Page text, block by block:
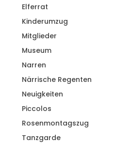
Elferrat
Kinderumzug
Mitglieder
Museum
Narren
Närrische Regenten
Neuigkeiten
Piccolos
Rosenmontagszug
Tanzgarde